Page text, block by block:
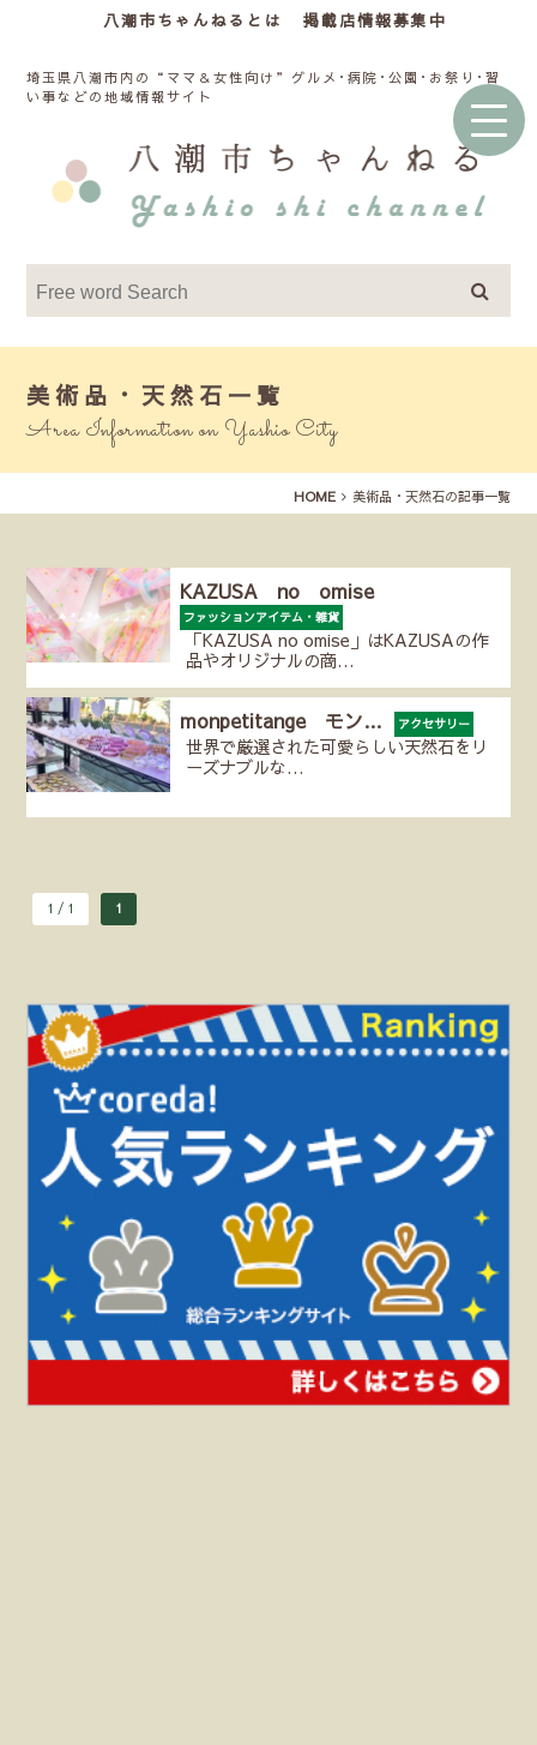
八潮市ちゃんねるとは 掲載店情報募集中
埼玉県八潮市内の“ママ＆女性向け”グルメ･病院･公園･お祭り･習
い事などの地域情報サイト
美術品・天然石一覧
Area Information on Yashio City
HOME 美術品・天然石の記事一覧
KAZUSA no omise
ファッションアイテム・雑貨
「KAZUSA no omise」はKAZUSAの作
品やオリジナルの商…
monpetitange モン… アクセサリー
世界で厳選された可愛らしい天然石をリ
ーズナブルな…
1 / 1 1